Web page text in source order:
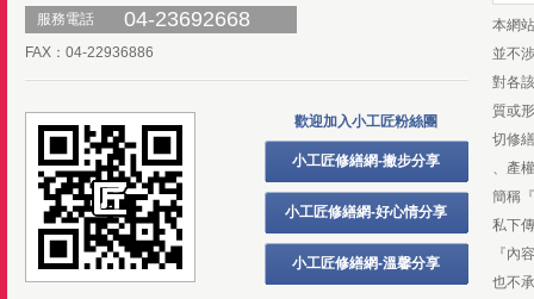
服務電話
04-23692668
FAX：04-22936886
歡迎加入小工匠粉絲團
小工匠修繕網-撇步分享
小工匠修繕網-好心情分享
小工匠修繕網-溫馨分享
本網
並不
對各
質或
切修
、產
簡稱
私下
『內
也不